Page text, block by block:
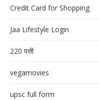
Credit Card for Shopping
Jaa Lifestyle Login
220 पत्ती
vegamovies
upsc full form